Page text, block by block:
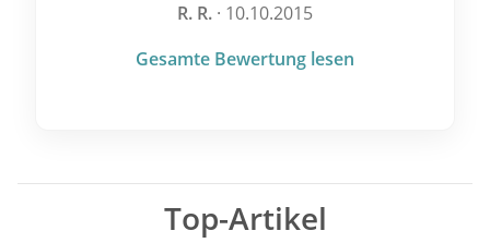
R. R. · 10.10.2015
Gesamte Bewertung lesen
Top-Artikel